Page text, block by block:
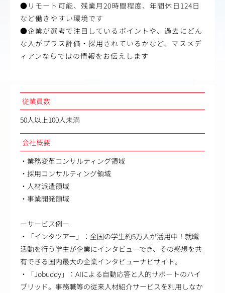
●リモート可能、残業月20時間程度、年間休日124日
など働きやすい環境です
●企業が選考で注目しているポイントや、過去にどん
な人がプラス評価・採用されているかなど、マスメデ
ィアンならではの情報をお伝えします
従業員数
50人以上100人未満
会社概要
・業務変革コンサルティング領域
・採用コンサルティング領域
・人材派遣領域
・事業開発領域
ーサービス例ー
・「インタツアー」：全国の学生約5万人が活用中！就職
活動を行う学生が企業にインタビューでき、その感想を共
有できる国内最大の企業インタビューナビサイト。
・「Jobuddy」：AIによる自動応答と人的サポートのハイ
ブリッド。事務職等の従来人材紹介サービスを利用しなか